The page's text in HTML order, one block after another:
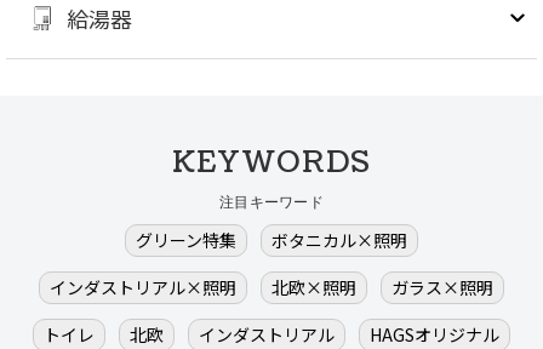
給湯器
KEYWORDS
注目キーワード
グリーン特集
ボタニカル×照明
インダストリアル×照明
北欧×照明
ガラス×照明
トイレ
北欧 インダストリアル
HAGSオリジナル